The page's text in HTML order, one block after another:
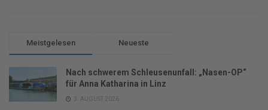
Meistgelesen Neueste
Nach schwerem Schleusenunfall: „Nasen-OP“
für Anna Katharina in Linz
3. AUGUST 2026